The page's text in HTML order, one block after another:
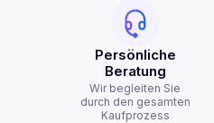
Persönliche
Beratung
Wir begleiten Sie
durch den gesamten
Kaufprozess